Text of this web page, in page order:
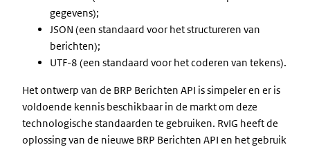
gegevens);
JSON (een standaard voor het structureren van
berichten);
UTF-8 (een standaard voor het coderen van tekens).
Het ontwerp van de BRP Berichten API is simpeler en er is
voldoende kennis beschikbaar in de markt om deze
technologische standaarden te gebruiken. RvIG heeft de
oplossing van de nieuwe BRP Berichten API en het gebruik